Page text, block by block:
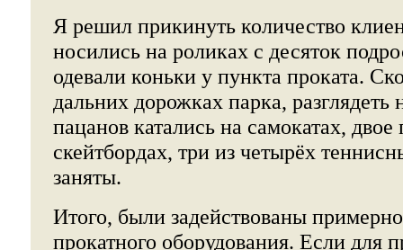
Я решил прикинуть количество
носились на роликах с десяток
одевали коньки у пункта проката.
дальних дорожках парка, разглядеть
пацанов катались на самокатах, двое
скейтбордах, три из четырёх
заняты.
Итого, были задействованы
прокатного оборудования. Если для